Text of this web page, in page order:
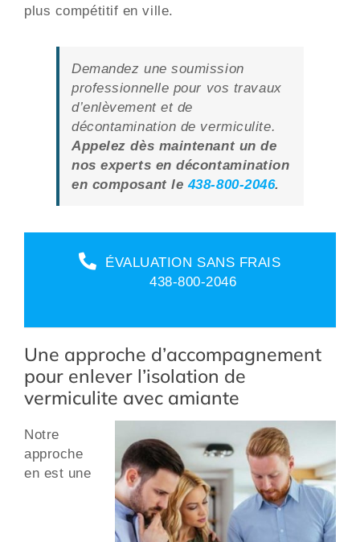
plus compétitif en ville.
Demandez une soumission
professionnelle pour vos travaux
d’enlèvement et de
décontamination de vermiculite.
Appelez dès maintenant un de
nos experts en décontamination
en composant le438-800-2046.
ÉVALUATION SANS FRAIS
438-800-2046
Une approche d’accompagnement
pour enlever l’isolation de
vermiculite avec amiante
Notre
approche
en est une